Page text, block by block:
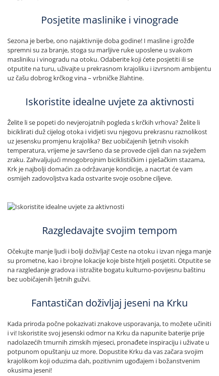
Posjetite maslinike i vinograde
Sezona je berbe, ono najaktivnije doba godine! I masline i grožđe
spremni su za branje, stoga su marljive ruke uposlene u svakom
masliniku i vinogradu na otoku. Odaberite koji ćete posjetiti ili se
otputite na turu, uživajte u prekrasnom krajoliku i izvrsnom ambijentu
uz čašu dobrog krčkog vina – vrbničke žlahtine.
Iskoristite idealne uvjete za aktivnosti
Želite li se popeti do nevjerojatnih pogleda s krčkih vrhova? Želite li
biciklirati duž cijelog otoka i vidjeti svu njegovu prekrasnu raznolikost
uz jesensku promjenu krajolika? Bez uobičajenih ljetnih visokih
temperatura, vrijeme je savršeno da se provede cijeli dan na svježem
zraku. Zahvaljujući mnogobrojnim biciklističkim i pješačkim stazama,
Krk je najbolji domaćin za održavanje kondicije, a nacrtat će vam
osmijeh zadovoljstva kada ostvarite svoje osobne ciljeve.
Razgledavajte svojim tempom
Očekujte manje ljudi i bolji doživljaj! Ceste na otoku i izvan njega manje
su prometne, kao i brojne lokacije koje biste htjeli posjetiti. Otputite se
na razgledanje gradova i istražite bogatu kulturno-povijesnu baštinu
bez uobičajenih ljetnih gužvi.
Fantastičan doživljaj jeseni na Krku
Kada priroda počne pokazivati znakove usporavanja, to možete učiniti
i vi! Iskoristite svoj jesenski odmor na Krku da napunite baterije prije
nadolazećih tmurnih zimskih mjeseci, pronađete inspiraciju i uživate u
potpunom opuštanju uz more. Dopustite Krku da vas začara svojim
krajolikom koji oduzima dah, pozitivnim ugođajem i božanstvenim
okusima jeseni!